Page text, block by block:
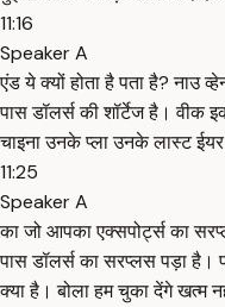
11:16
Speaker A
एंड ये क्यों होता है पता है? नाउ
पास डॉलर्स की शॉर्टेज है।
चाइना उनके प्ला उनके लास्ट ईयर
11:25
Speaker A
का जो आपका एक्सपोर्ट्स का
पास डॉलर्स का सरप्लस पड़ा है।
क्या है। बोला हम चुका देंगे खत्म